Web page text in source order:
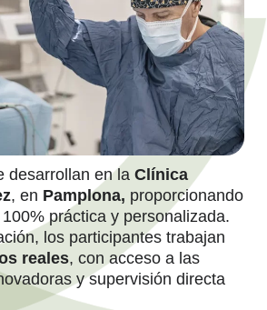
desarrollan en la Clínica
, en Pamplona, proporcionando
práctica y personalizada.
los participantes trabajan
reales, con acceso a las
y supervisión directa